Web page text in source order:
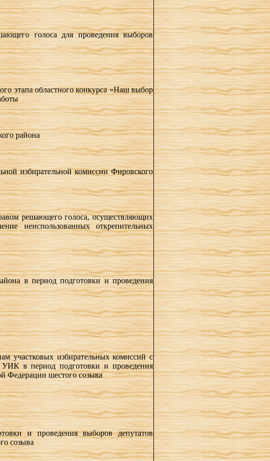
голоса для проведения выборов
этапа областного конкурса «Наш выбор
района
избирательной комиссии Фировского
решающего голоса, осуществляющих
неиспользованных открепительных
в период подготовки и проведения
участковых избирательных комиссий с
в период подготовки и проведения
Федерации шестого созыва
и проведения выборов депутатов
созыва